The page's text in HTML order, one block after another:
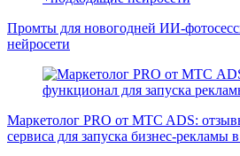
Промты для новогодней ИИ-
нейросети
Маркетолог PRO от MTC ADS:
сервиса для запуска бизнес-рекламы